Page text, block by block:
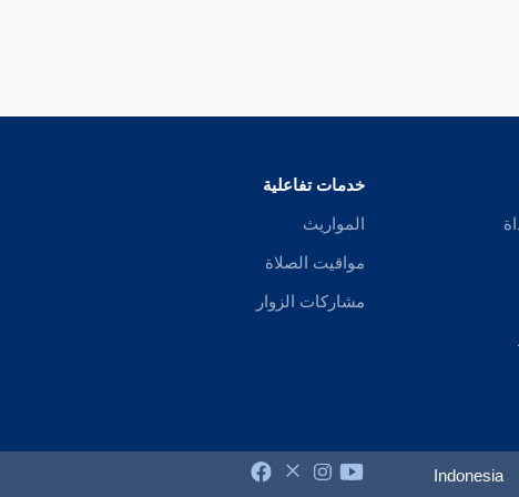
خدمات تفاعلية
المواريث
مواقيت الصلاة
مشاركات الزوار
Indonesia